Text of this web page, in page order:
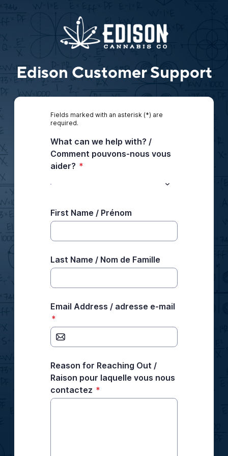
Edison Customer Support
Fields marked with an asterisk (*) are
required.
What can we help with? /
Comment pouvons-nous vous
aider? *
First Name / Prénom
Last Name / Nom de Famille
Email Address / adresse e-mail
*
Reason for Reaching Out /
Raison pour laquelle vous nous
contactez *